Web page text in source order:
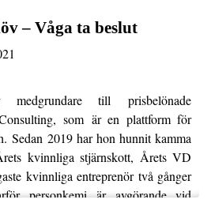
– Våga ta beslut
till prisbelönade
som är en plattform för
Sedan 2019 har hon hunnit kamma
kvinnliga stjärnskott, Årets VD
kvinnliga entreprenör två gånger
personkemi är avgörande vid